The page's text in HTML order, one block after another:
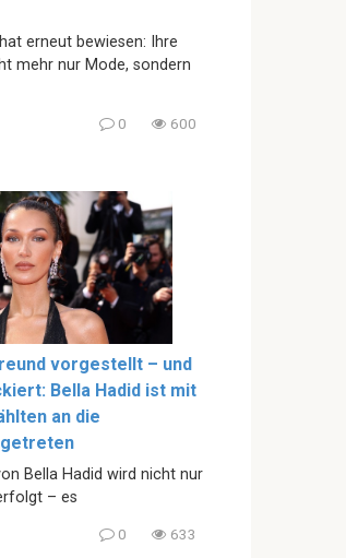
erneut bewiesen: Ihre
mehr nur Mode, sondern
0 600
vorgestellt – und
Bella Hadid ist mit
an die
Bella Hadid wird nicht nur
– es
0 633